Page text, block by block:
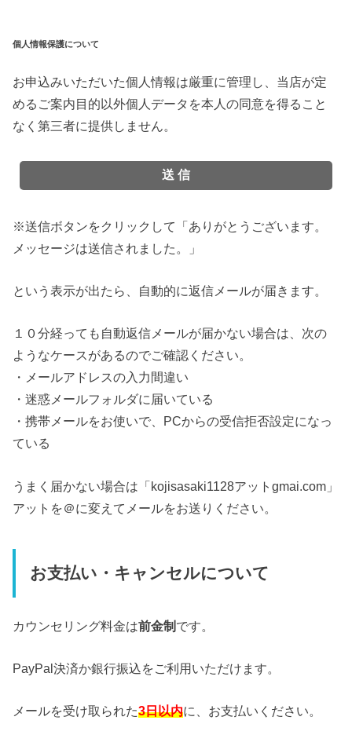
個人情報保護について
お申込みいただいた個人情報は厳重に管理し、当店が定
めるご案内目的以外個人データを本人の同意を得ること
なく第三者に提供しません。
※送信ボタンをクリックして「ありがとうございます。
メッセージは送信されました。」
という表示が出たら、自動的に返信メールが届きます。
１０分経っても自動返信メールが届かない場合は、次の
ようなケースがあるのでご確認ください。
・メールアドレスの入力間違い
・迷惑メールフォルダに届いている
・携帯メールをお使いで、PCからの受信拒否設定になっ
ている
うまく届かない場合は「kojisasaki1128アットgmai.com」
アットを＠に変えてメールをお送りください。
お支払い・キャンセルについて
カウンセリング料金は前金制 です。
PayPal決済か銀行振込をご利用いただけます。
メールを受け取られた3日以内に、お支払いください。